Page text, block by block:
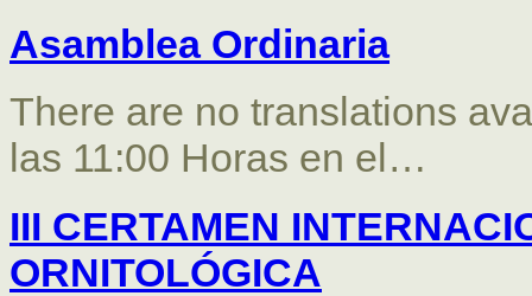
Asamblea Ordinaria
There are no translations
las 11:00 Horas en el…
III CERTAMEN
ORNITOLÓGICA